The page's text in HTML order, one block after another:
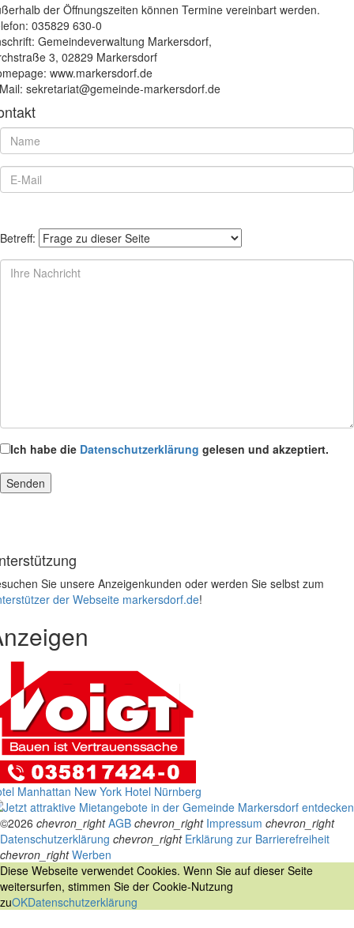
der Öffnungszeiten können Termine vereinbart werden.
035829 630-0
Gemeindeverwaltung Markersdorf,
3, 02829 Markersdorf
www.markersdorf.de
sekretariat@gemeinde-markersdorf.de
Betreff:
Ich habe die Datenschutzerklärung gelesen und akzeptiert.
Sie unsere Anzeigenkunden oder werden Sie selbst zum
der Webseite markersdorf.de!
Manhattan New York Hotel Nürnberg
©2026 chevron_right AGB chevron_right Impressum chevron_right
Datenschutzerklärung chevron_right Erklärung zur Barrierefreiheit
chevron_right Werben
Diese Webseite verwendet Cookies. Wenn Sie auf dieser Seite
weitersurfen, stimmen Sie der Cookie-Nutzung
zuOKDatenschutzerklärung